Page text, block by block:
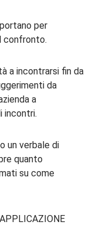
per
confronto.
a incontrarsi fin da
da
a
incontri.
un verbale di
quanto
su come